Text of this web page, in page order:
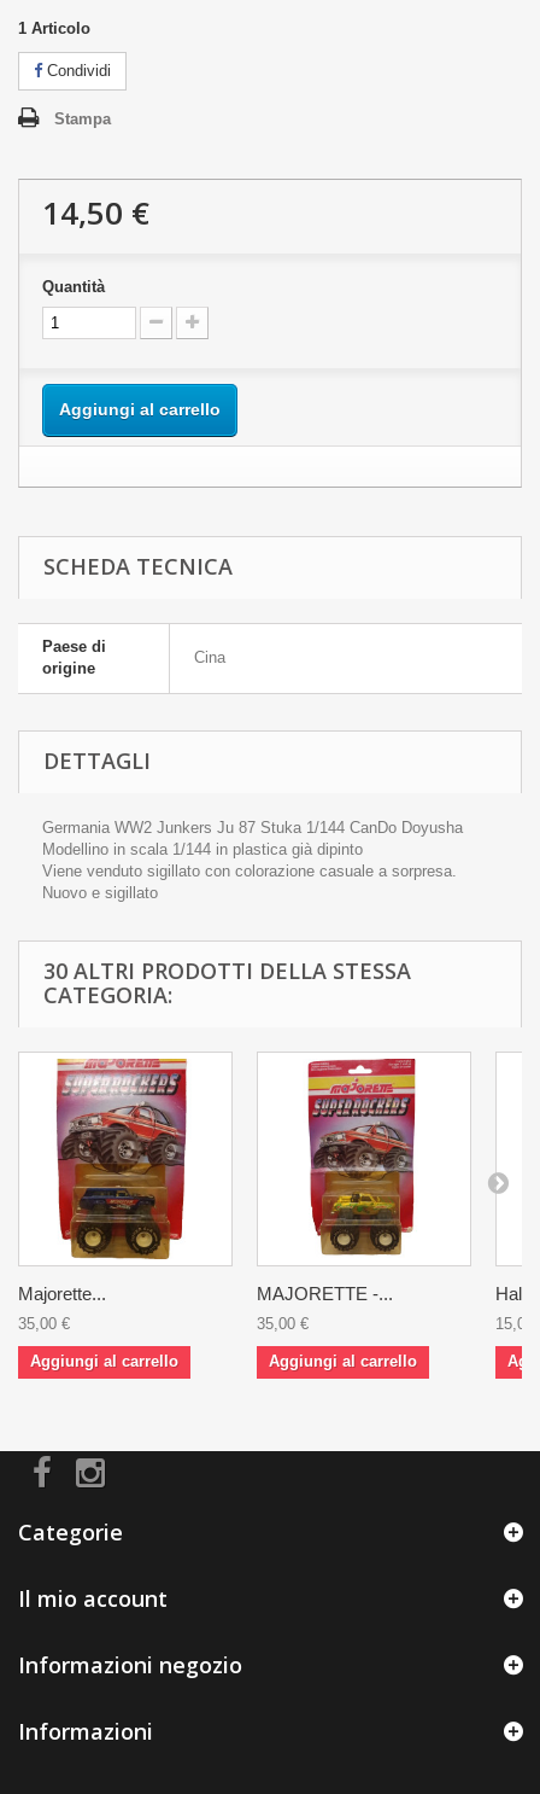
1 Articolo
Condividi
Stampa
14,50 €
Quantità
Aggiungi al carrello
SCHEDA TECNICA
Paese di
origine
Cina
DETTAGLI
Germania WW2 Junkers Ju 87 Stuka 1/144 CanDo Doyusha
Modellino in scala 1/144 in plastica già dipinto
Viene venduto sigillato con colorazione casuale a sorpresa.
Nuovo e sigillato
30 ALTRI PRODOTTI DELLA STESSA
CATEGORIA:
Majorette...
35,00 €
Aggiungi al carrello
MAJORETTE -...
35,00 €
Aggiungi al carrello
15,00
Categorie
Il mio account
Informazioni negozio
Informazioni